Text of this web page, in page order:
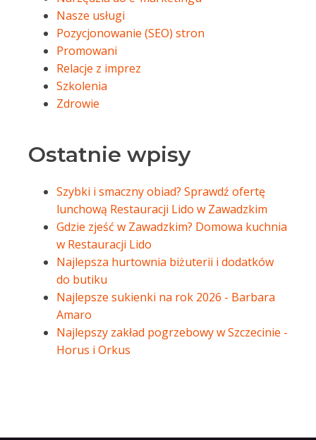
Nasze usługi
Pozycjonowanie (SEO) stron
Promowani
Relacje z imprez
Szkolenia
Zdrowie
Ostatnie wpisy
Szybki i smaczny obiad? Sprawdź ofertę
lunchową Restauracji Lido w Zawadzkim
Gdzie zjeść w Zawadzkim? Domowa kuchnia
w Restauracji Lido
Najlepsza hurtownia biżuterii i dodatków
do butiku
Najlepsze sukienki na rok 2026 - Barbara
Amaro
Najlepszy zakład pogrzebowy w Szczecinie -
Horus i Orkus